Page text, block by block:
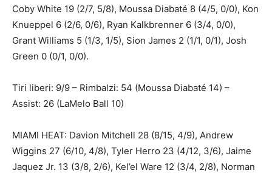
Coby White 19 (2/7, 5/8), Moussa Diabaté 8 (4/5, 0/0), Kon
Knueppel 6 (2/6, 0/6), Ryan Kalkbrenner 6 (3/4, 0/0),
Grant Williams 5 (1/3, 1/5), Sion James 2 (1/1, 0/1), Josh
Green 0 (0/1, 0/0).
Tiri liberi: 9/9 – Rimbalzi: 54 (Moussa Diabaté 14) –
Assist: 26 (LaMelo Ball 10)
MIAMI HEAT: Davion Mitchell 28 (8/15, 4/9), Andrew
Wiggins 27 (6/10, 4/8), Tyler Herro 23 (4/12, 3/6), Jaime
Jaquez Jr. 13 (3/8, 2/6), Kel’el Ware 12 (3/4, 2/8), Norman